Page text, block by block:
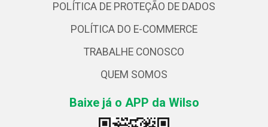
POLÍTICA DE PROTEÇÃO DE DADOS
POLÍTICA DO E-COMMERCE
TRABALHE CONOSCO
QUEM SOMOS
Baixe já o APP da Wilso